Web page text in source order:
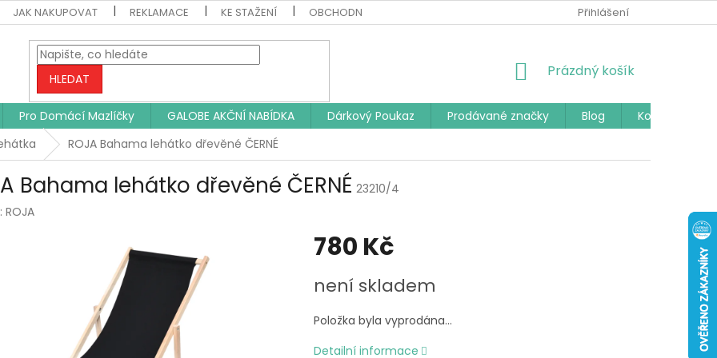
JAK NAKUPOVAT REKLAMACE KE STAŽENÍ OBCHODNÍ PODMÍNKY PODMÍNKY OCHRANY OSOBNÍCH ÚDAJŮ
Přihlášení
HLEDAT
NÁKUPNÍ
Prázdný košík
Pro Domácí Mazlíčky GALOBE AKČNÍ NABÍDKA Dárkový Poukaz Prodávané značky Blog
Kontakty
ROJA Bahama lehátko dřevěné ČERNÉ
Bahama lehátko dřevěné ČERNÉ 23210/4
ROJA
780 Kč
cena:
není skladem
Položka byla vyprodána…
Detailní informace